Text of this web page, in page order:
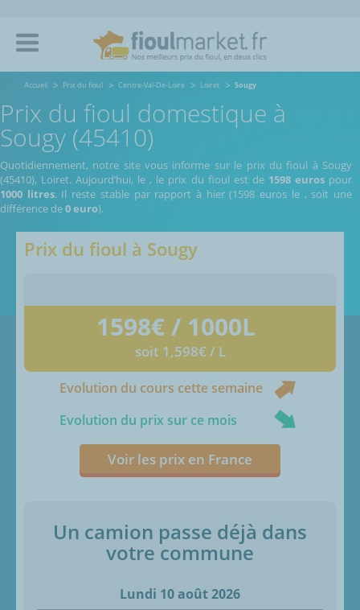
Accueil Prix du fioul Centre-Val-De-Loire Loiret Sougy
Prix du fioul domestique à
Sougy (45410)
Quotidiennement, notre site vous informe sur le prix du fioul à Sougy
(45410), Loiret.Aujourd’hui, le, le prix du fioul est de 1598 eurospour
1000 litres. Il reste stable par rapport à hier (1598 euros le , soit une
différence de0 euro).
Prix du fioul à Sougy
1598€ / 1000L
soit 1,598€ / L
Evolution du cours cette semaine
Evolution du prix sur ce mois
Voir les prix en France
Un camion passe déjà dans
votre commune
Lundi 10 août 2026